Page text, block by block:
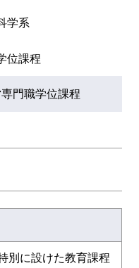
卓越コース
ース
学技術コース
卓越コース
学技術コース
卓越コース
コース
・情報コース
リングデザイン
コース
科学コース
学系
ョン科学コース
学技術コース
位課程
門職学位課程
別に設けた教育課程